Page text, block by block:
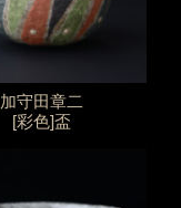
加守田章二
[彩色]盃